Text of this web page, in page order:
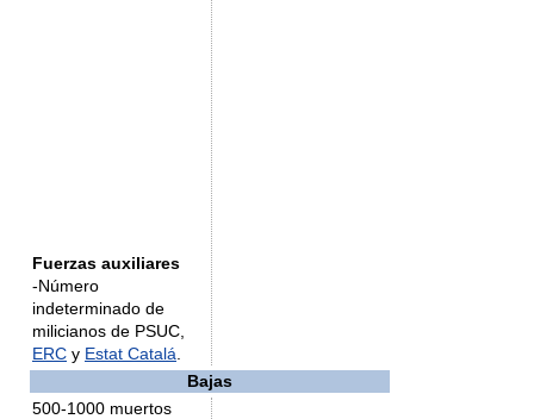
Fuerzas auxiliares
-Número
indeterminado de
milicianos de PSUC,
ERC y Estat Catalá
Bajas
500-1000 muertos